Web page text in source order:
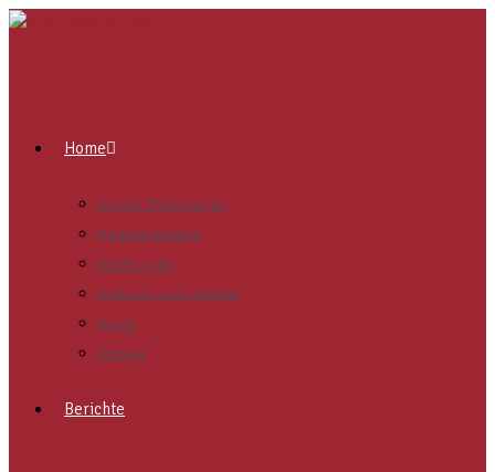
Home
Unsere Pfadigruppe
Mitglied werden
Neues Logo
Methode und Leitbild
Merch
Termine
Berichte